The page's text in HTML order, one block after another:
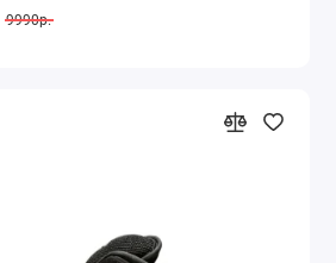
9990р.